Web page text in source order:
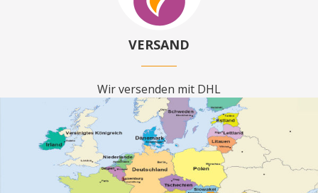
VERSAND
Wir versenden mit DHL